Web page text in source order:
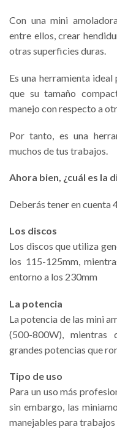
Con una mini
entre ellos, crear
otras superficies duras.
Es una herramienta
que su tamaño
manejo con respecto a
Por tanto, es una
muchos de tus trabajos.
Ahora bien, ¿cuál es la
Deberás tener en cuenta
Los discos
Los discos que utiliza
los 115-125mm,
entorno a los 230mm
La potencia
La potencia de las mini
(500-800W), mientras
grandes potencias que
Tipo de uso
Para un uso más
sin embargo, las
manejables para